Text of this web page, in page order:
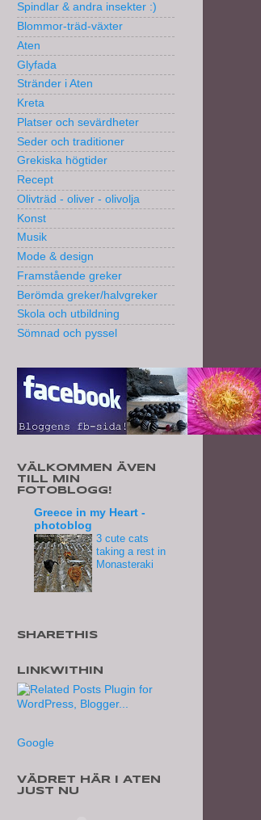
Spindlar & andra insekter :)
Blommor-träd-växter
Aten
Glyfada
Stränder i Aten
Kreta
Platser och sevärdheter
Seder och traditioner
Grekiska högtider
Recept
Olivträd - oliver - olivolja
Konst
Musik
Mode & design
Framstående greker
Berömda greker/halvgreker
Skola och utbildning
Sömnad och pyssel
VÄLKOMMEN ÄVEN
TILL MIN
FOTOBLOGG!
Greece in my Heart -
photoblog
3 cute cats
taking a rest in
Monasteraki
SHARETHIS
LINKWITHIN
Google
VÄDRET HÄR I ATEN
JUST NU